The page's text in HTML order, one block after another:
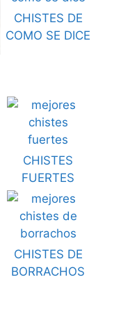
CHISTES DE
COMO SE DICE
CHISTES
FUERTES
CHISTES DE
BORRACHOS